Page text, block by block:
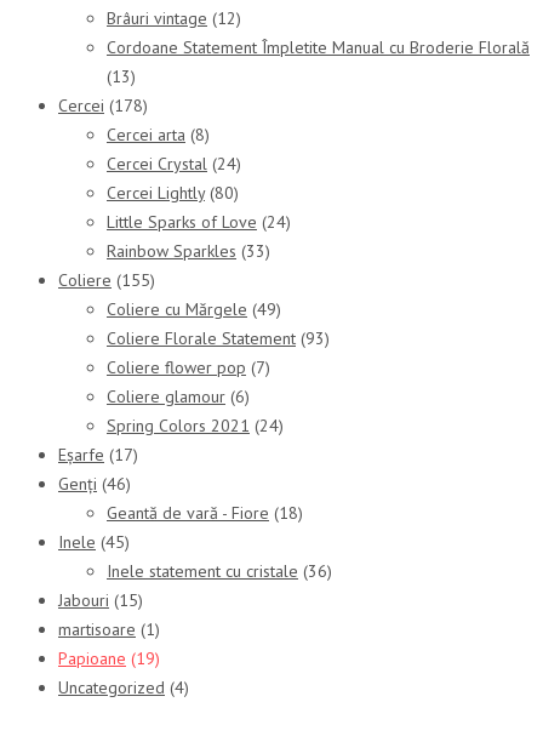
Brâuri vintage (12)
Cordoane Statement Împletite Manual cu Broderie Florală
(13)
Cercei (178)
Cercei arta (8)
Cercei Crystal (24)
Cercei Lightly (80)
Little Sparks of Love (24)
Rainbow Sparkles (33)
Coliere (155)
Coliere cu Mărgele (49)
Coliere Florale Statement (93)
Coliere flower pop (7)
Coliere glamour (6)
Spring Colors 2021 (24)
Eșarfe (17)
Genți (46)
Geantă de vară - Fiore (18)
Inele (45)
Inele statement cu cristale (36)
Jabouri (15)
martisoare (1)
Papioane (19)
Uncategorized (4)